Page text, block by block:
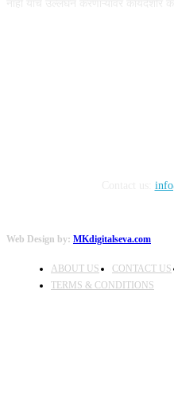
Web Design by: MKdigitalseva.com
ABOUT US CONTACT US
TERMS & CONDITIONS